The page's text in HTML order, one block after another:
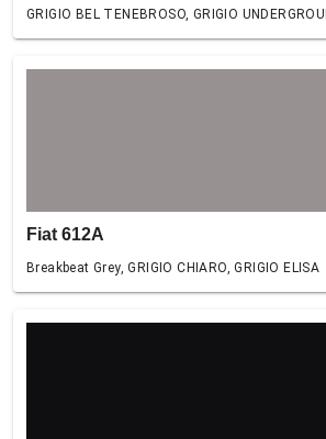
GRIGIO BEL TENEBROSO, GRIGIO
Fiat 612A
Breakbeat Grey, GRIGIO CHIARO, GRIGIO ELISA